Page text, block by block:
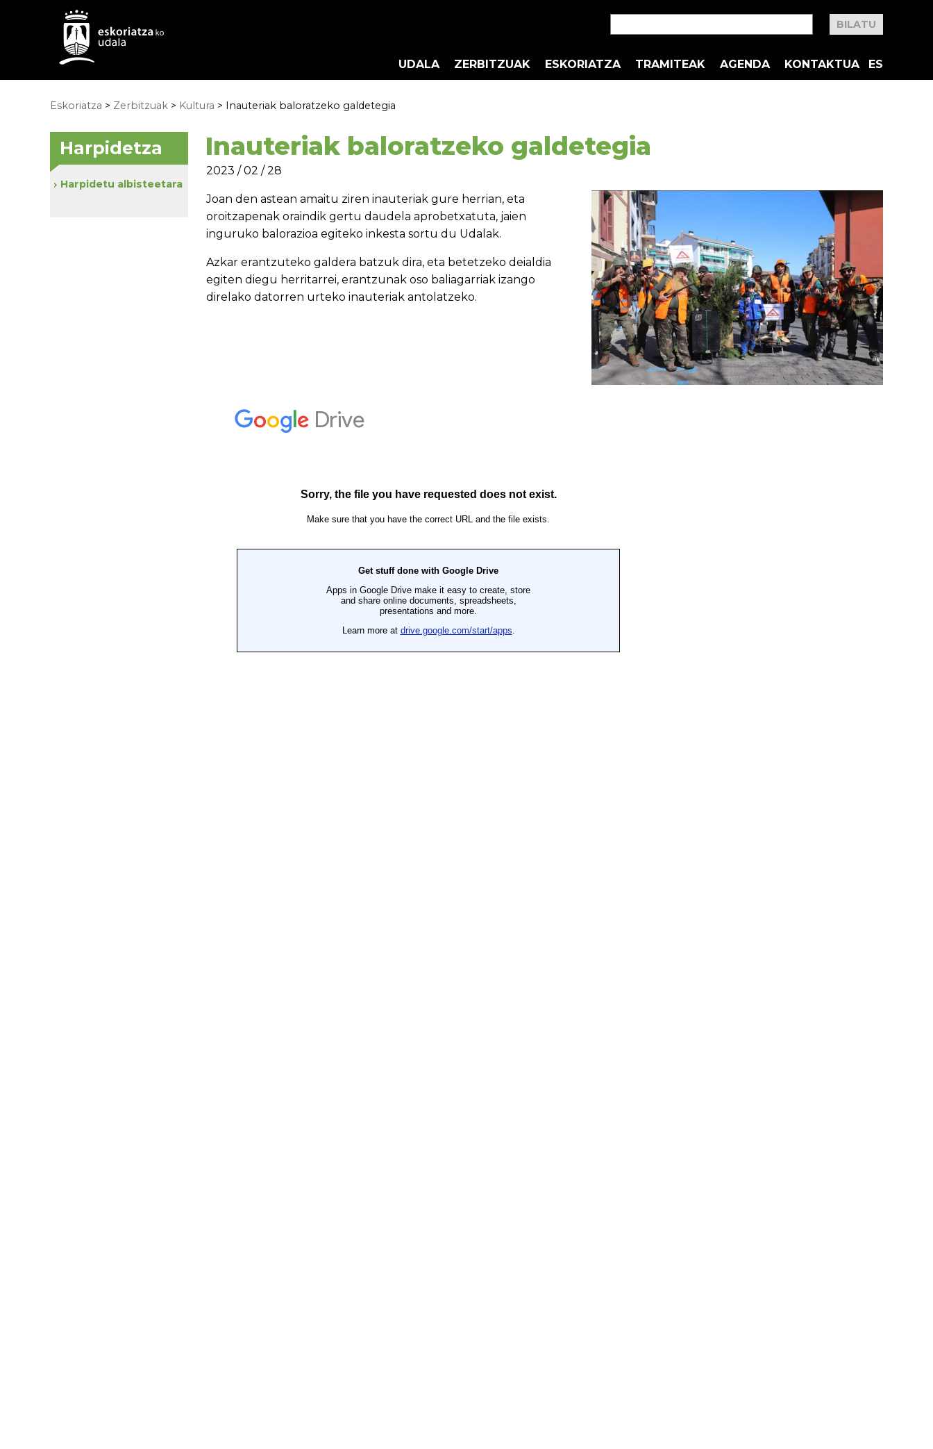
UDALA ZERBITZUAK ESKORIATZA TRAMITEAK AGENDA KONTAKTUA ES
Eskoriatza > Zerbitzuak > Kultura > Inauteriak baloratzeko galdetegia
Inauteriak baloratzeko galdetegia
2023 / 02 / 28
Joan den astean amaitu ziren inauteriak gure herrian, eta
oroitzapenak oraindik gertu daudela aprobetxatuta, jaien
inguruko balorazioa egiteko inkesta sortu du Udalak.
Azkar erantzuteko galdera batzuk dira, eta betetzeko deialdia
egiten diegu herritarrei, erantzunak oso baliagarriak izango
direlako datorren urteko inauteriak antolatzeko.
Harpidetza
Harpidetu albisteetara